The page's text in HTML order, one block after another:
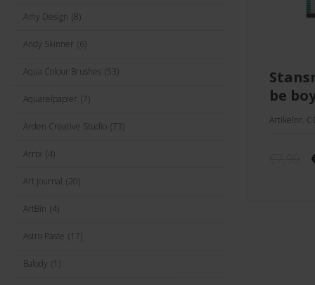
Amy Design (8)
Andy Skinner (6)
Aqua Colour Brushes (53)
Aquarelpapier (7)
Arden Creative Studio (73)
Arrtx (4)
Art journal (20)
ArtBin (4)
Astro Paste (17)
Balody (1)
stansmal boys will
be
Artikelnr.